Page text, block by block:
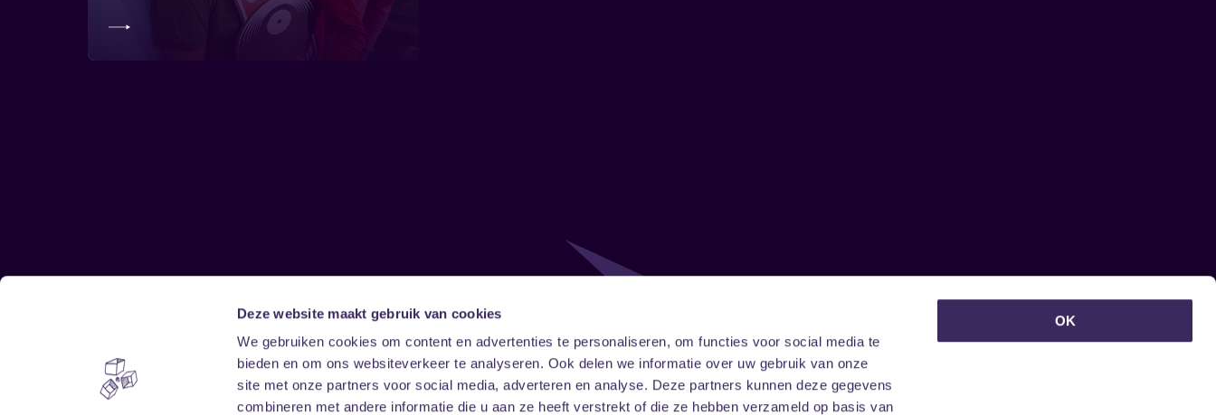
Deze website maakt gebruik van cookies
We gebruiken cookies om content en advertenties te personaliseren, om functies voor social media te
bieden en om ons websiteverkeer te analyseren. Ook delen we informatie over uw gebruik van onze
site met onze partners voor social media, adverteren en analyse. Deze partners kunnen deze gegevens
combineren met andere informatie die u aan ze heeft verstrekt of die ze hebben verzameld op basis van
OK
Home
Vrijwilligers
Disclaimer
Toegankelijkheid
Follow
FacebookInstagramLinkedIn
Onze nieuwsbrief ontvangen?